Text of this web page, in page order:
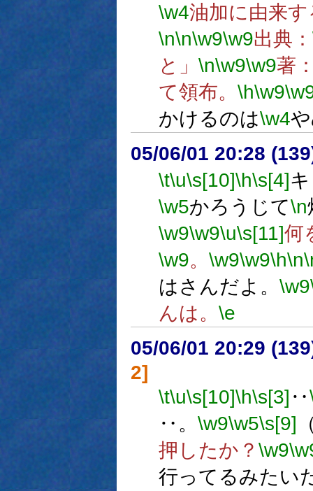
\w4油加に由来
\n\n\w9\w9出典：
と」 \n\w9\w9著
て領布。 \h\w9
かけるのは\w4
05/06/01 20:28
\t\u\s[10]\h\s[4]
\w5かろうじて\n
\w9\w9\u\s[11]何
\w9。 \w9\w9\h\n
はさんだよ。 \w9
んは。 \e
05/06/01 20:29
2]
\t\u\s[10]\h\s[3] ‥
‥。 \w9\w5\s[9]
押したか？ \w9
行ってるみたい